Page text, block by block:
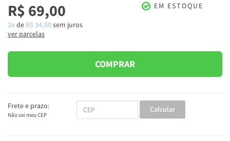
R$ 69,00
2x de R$ 34,50sem juros
ver parcelas
EM ESTOQUE
COMPRAR
Frete e prazo:
Não sei meu CEP
Calcular